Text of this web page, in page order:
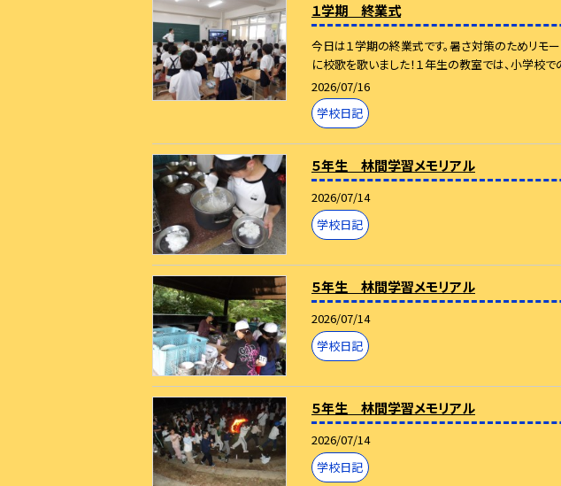
１学期 終業式
今日は１学期の終業式です。暑さ対策のためリモ
に校歌を歌いました！１年生の教室では、小学校
2026/07/16
学校日記
５年生 林間学習メモリアル
2026/07/14
学校日記
５年生 林間学習メモリアル
2026/07/14
学校日記
５年生 林間学習メモリアル
2026/07/14
学校日記